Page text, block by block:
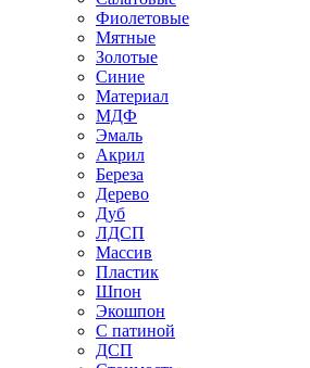
Фиолетовые
Мятные
Золотые
Синие
Материал
МДФ
Эмаль
Акрил
Береза
Дерево
Дуб
ЛДСП
Массив
Пластик
Шпон
Экошпон
С патиной
ДСП